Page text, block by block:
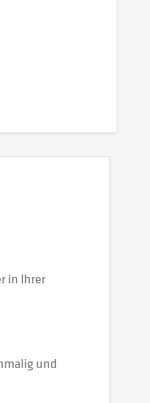
in Ihrer
und